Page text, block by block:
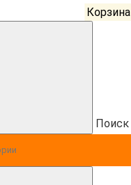
Корзина
Поиск